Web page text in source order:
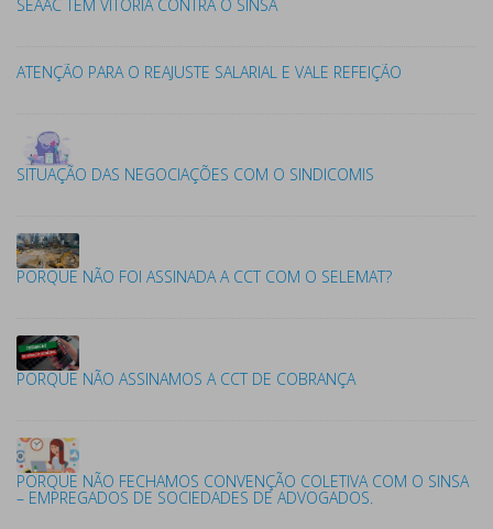
SEAAC TEM VITÓRIA CONTRA O SINSA
ATENÇÃO PARA O REAJUSTE SALARIAL E VALE REFEIÇÃO
SITUAÇÃO DAS NEGOCIAÇÕES COM O SINDICOMIS
PORQUE NÃO FOI ASSINADA A CCT COM O SELEMAT?
PORQUE NÃO ASSINAMOS A CCT DE COBRANÇA
PORQUE NÃO FECHAMOS CONVENÇÃO COLETIVA COM O SINSA
– EMPREGADOS DE SOCIEDADES DE ADVOGADOS.